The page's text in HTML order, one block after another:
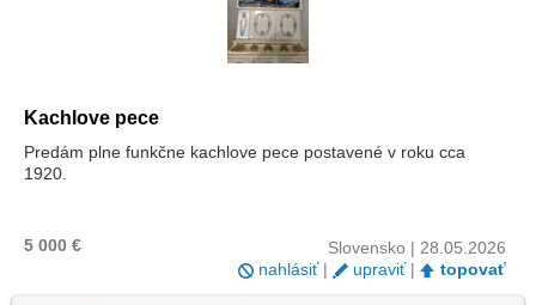
Kachlove pece
Predám plne funkčne kachlove pece postavené v roku cca
1920.
5 000 €
Slovensko | 28.05.2026
nahlásiť| upraviť| topovať